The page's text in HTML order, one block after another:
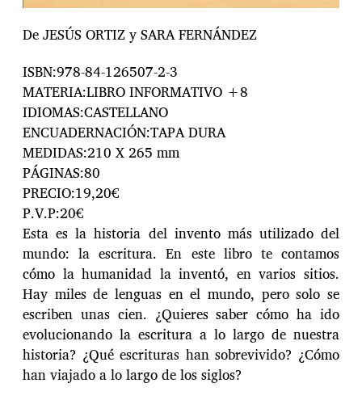
De JESÚS ORTIZ y SARA FERNÁNDEZ
ISBN:978-84-126507-2-3
MATERIA:LIBRO INFORMATIVO +8
IDIOMAS:CASTELLANO
ENCUADERNACIÓN:TAPA DURA
MEDIDAS:210 X 265 mm
PÁGINAS:80
PRECIO:19,20€
P.V.P:20€
Esta es la historia del invento más utilizado del
mundo: la escritura. En este libro te contamos
cómo la humanidad la inventó, en varios sitios.
Hay miles de lenguas en el mundo, pero solo se
escriben unas cien. ¿Quieres saber cómo ha ido
evolucionando la escritura a lo largo de nuestra
historia? ¿Qué escrituras han sobrevivido? ¿Cómo
han viajado a lo largo de los siglos?